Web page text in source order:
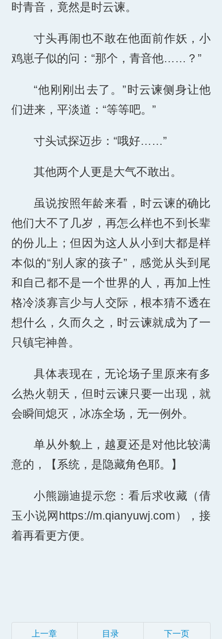
时青音，竟然是时云谏。
寸头再闹也不敢在他面前作妖，小
鸡崽子似的问：“那个，青音他……？”
“他刚刚出去了。”时云谏侧身让他
们进来，平淡道：“等等吧。”
寸头试探迈步：“哦好……”
其他两个人更是大气不敢出。
虽说按照年龄来看，时云谏的确比
他们大不了几岁，再怎么样也不到长辈
的份儿上；但因为这人从小到大都是样
本似的“别人家的孩子”，感觉从头到尾
和自己都不是一个世界的人，再加上性
格冷淡寡言少与人交际，根本猜不透在
想什么，久而久之，时云谏就成为了一
只镇宅神兽。
具体表现在，无论场子里原来有多
么热火朝天，但时云谏只要一出现，就
会瞬间熄灭，冰冻全场，无一例外。
单从外貌上，越夏还是对他比较满
意的，【系统，是隐藏角色耶。】
小熊蹦迪提示您：看后求收藏（倩
玉小说网https://m.qianyuwj.com），接
着再看更方便。
上一章 目录 下一页